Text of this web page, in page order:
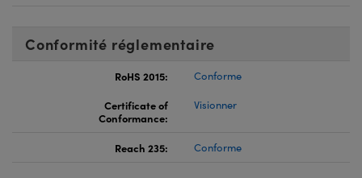
Conformité réglementaire
RoHS 2015:
Conforme
Certificate of
Conformance:
Visionner
Reach 235: Conforme